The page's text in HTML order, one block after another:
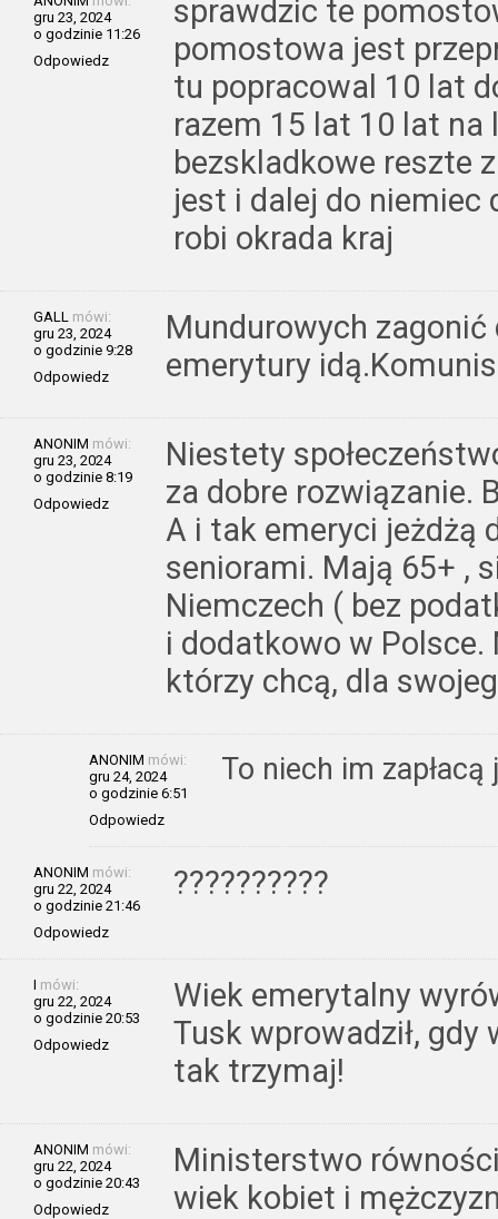
gru 23, 2024
o godzinie 11:26
Odpowiedz
sprawdzic te
pomostowa jest
tu popracowal 10 lat
razem 15 lat 10 lat
bezskladkowe reszte
jest i dalej do
robi okrada kraj
GALL mówi:
gru 23, 2024
o godzinie 9:28
Odpowiedz
Mundurowych zagonić
emerytury
ANONIM mówi:
gru 23, 2024
o godzinie 8:19
Odpowiedz
Niestety
za dobre rozwiązanie.
A i tak emeryci jeżdżą
seniorami. Mają 65+ ,
Niemczech ( bez
i dodatkowo w Polsce.
którzy chcą, dla
ANONIM mówi:
gru 24, 2024
o godzinie 6:51
Odpowiedz
To niech im
ANONIM mówi:
gru 22, 2024
o godzinie 21:46
Odpowiedz
??????????
I mówi:
gru 22, 2024
o godzinie 20:53
Odpowiedz
Wiek emerytalny
Tusk wprowadził, gdy
tak trzymaj!
ANONIM mówi:
gru 22, 2024
o godzinie 20:43
Odpowiedz
Ministerstwo
wiek kobiet i